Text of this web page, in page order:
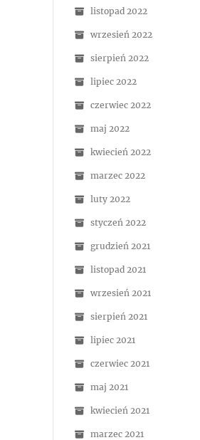
listopad 2022
wrzesień 2022
sierpień 2022
lipiec 2022
czerwiec 2022
maj 2022
kwiecień 2022
marzec 2022
luty 2022
styczeń 2022
grudzień 2021
listopad 2021
wrzesień 2021
sierpień 2021
lipiec 2021
czerwiec 2021
maj 2021
kwiecień 2021
marzec 2021